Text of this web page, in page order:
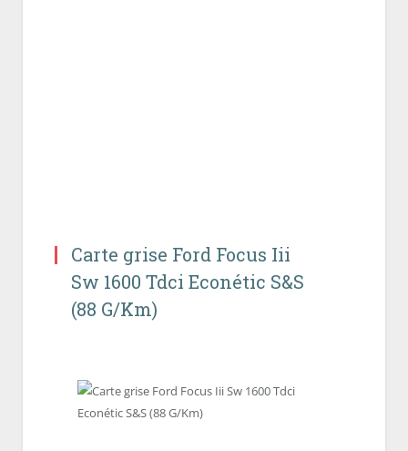
Carte grise Ford Focus Iii
Sw 1600 Tdci Econétic S&S
(88 G/Km)